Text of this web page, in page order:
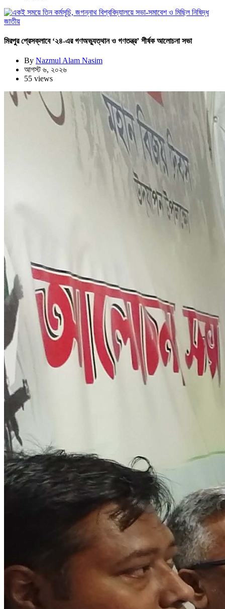
জাতীয়
মিরপুর প্রেসক্লাবে ‘২৪-এর গণঅভ্যুত্থান ও গণতন্ত্র’ শীর্ষক আলোচনা সভা
By Nazmul Alam Nasim
আগস্ট ৬, ২০২৬
55 views